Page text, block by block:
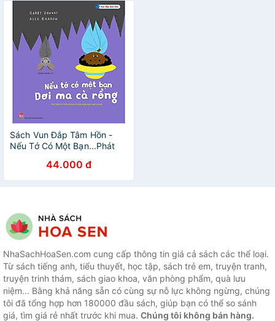
Sách Vun Đắp Tâm Hồn -
Nếu Tớ Có Một Bạn...Phát
Khả Năng Ngôn Ngữ Của Bé
44.000 đ
NhaSachHoaSen.com cung cấp thông tin giá cả sách các thể loại.
Từ sách tiếng anh, tiểu thuyết, học tập, sách trẻ em, truyện tranh,
truyện trinh thám, sách giao khoa, văn phòng phẩm, quà lưu
niệm... Bằng khả năng sẵn có cùng sự nỗ lực không ngừng, chúng
tôi đã tổng hợp hơn 180000 đầu sách, giúp bạn có thể so sánh
giá, tìm giá rẻ nhất trước khi mua. Chúng tôi không bán hàng.